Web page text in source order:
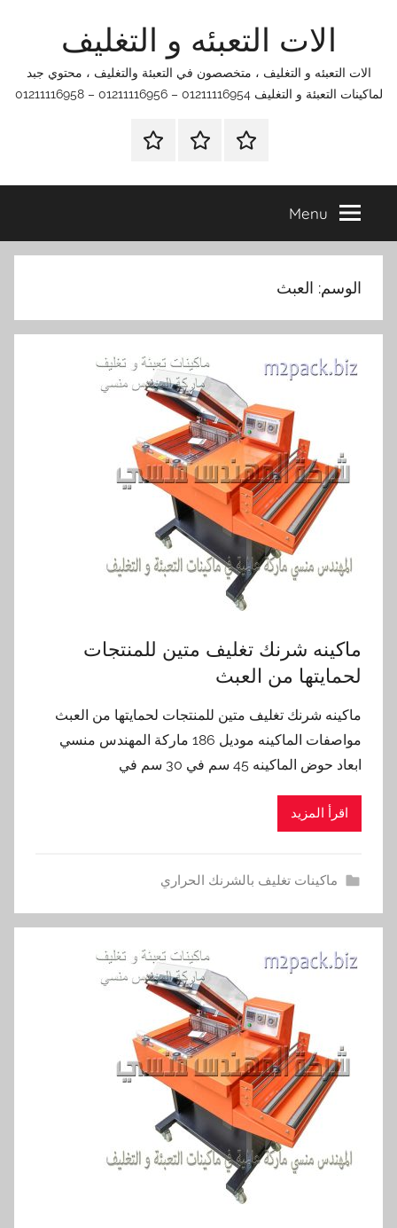
الات التعبئه و التغليف
الات التعبئه و التغليف ، متخصصون في التعبئة والتغليف ، محتوي جبد
لماكينات التعبئة و التغليف 01211116954 – 01211116956 – 01211116958
الرئيسيةاتصل
اتـصـل
في
التي
Menu
الوسم: العبث
ماكينه شرنك تغليف متين للمنتجات
لحمايتها من العبث
ماكينه شرنك تغليف متين للمنتجات لحمايتها من العبث
مواصفات الماكينه موديل 186 ماركة المهندس منسي
ابعاد حوض الماكينه 45 سم في 30 سم في
اقرأ المزيد
ماكينات تغليف بالشرنك الحراري